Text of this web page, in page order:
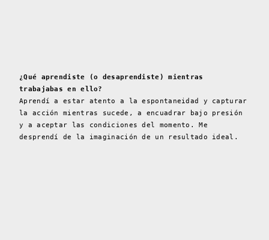
¿Qué aprendiste (o desaprendiste) mientras
trabajabas en ello?
Aprendí a estar atento a la espontaneidad y capturar
la acción mientras sucede, a encuadrar bajo presión
y a aceptar las condiciones del momento. Me
desprendí de la imaginación de un resultado ideal.